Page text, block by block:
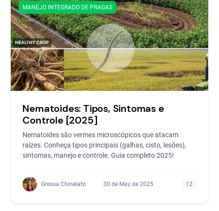
MANEJO INTEGRADO DE PRAGAS
Nematoides: Tipos, Sintomas e
Controle [2025]
Nematoides são vermes microscópicos que atacam
raízes. Conheça tipos principais (galhas, cisto, lesões),
sintomas, manejo e controle. Guia completo 2025!
Gressa Chinelato 30 de May de 2025 12